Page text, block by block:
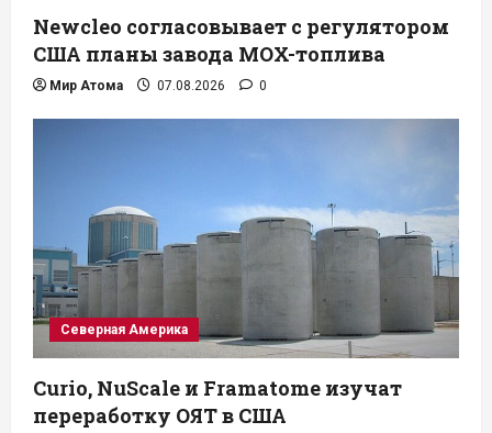
Newcleo согласовывает с регулятором
США планы завода MOX-топлива
Мир Атома 07.08.2026 0
Северная Америка
Curio, NuScale и Framatome изучат
переработку ОЯТ в США